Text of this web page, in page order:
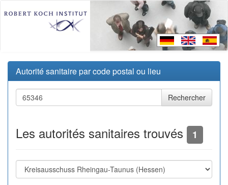
Autorité sanitaire par code postal ou lieu
Les autorités sanitaires trouvés 1